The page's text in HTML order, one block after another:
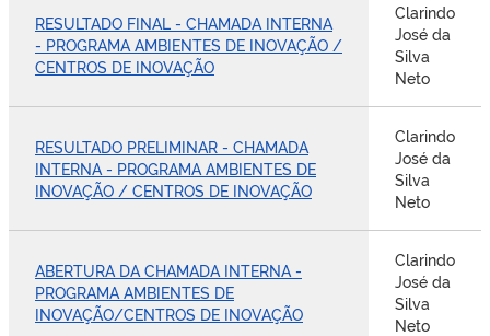
RESULTADO FINAL - CHAMADA INTERNA
- PROGRAMA AMBIENTES DE INOVAÇÃO /
CENTROS DE INOVAÇÃO
Clarindo
José da
Silva
Neto
RESULTADO PRELIMINAR - CHAMADA
INTERNA - PROGRAMA AMBIENTES DE
INOVAÇÃO / CENTROS DE INOVAÇÃO
Clarindo
José da
Silva
Neto
ABERTURA DA CHAMADA INTERNA -
PROGRAMA AMBIENTES DE
INOVAÇÃO/CENTROS DE INOVAÇÃO
Clarindo
José da
Silva
Neto